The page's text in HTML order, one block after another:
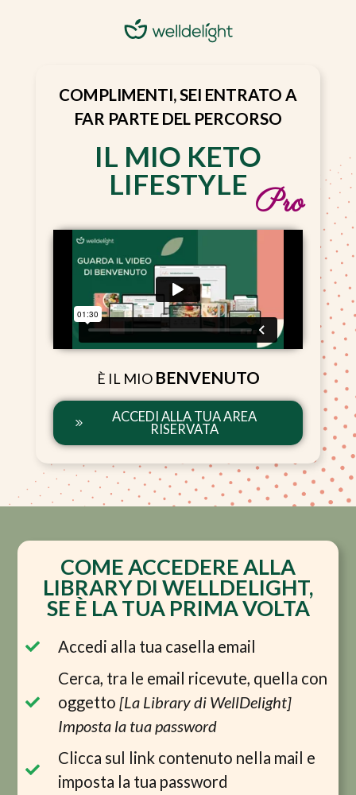
COMPLIMENTI, SEI ENTRATO A
FAR PARTE DEL PERCORSO
IL MIO KETO
LIFESTYLE Pro
È IL MIO BENVENUTO
ACCEDI ALLA TUA AREA
RISERVATA
COME ACCEDERE ALLA
LIBRARY DI WELLDELIGHT,
SE È LA TUA PRIMA VOLTA
Accedi alla tua casella email
Cerca, tra le email ricevute, quella con
oggetto [La Library di WellDelight]
Imposta la tua password
Clicca sul link contenuto nella mail e
imposta la tua password